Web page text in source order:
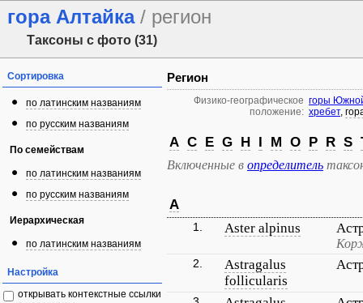
гора Алтайка/ регион
Таксоны с фото (31)
Сортировка
по латинским названиям
по русским названиям
По семействам
по латинским названиям
по русским названиям
Иерархическая
по латинским названиям
Настройка
открывать контекстные ссылки
Регион
Физико-географическое
положение:
горы
хребет,
A C E G H I M O P R S
Включенные в определитель
A
1. Aster alpinus
2.
Astragalus
follicularis